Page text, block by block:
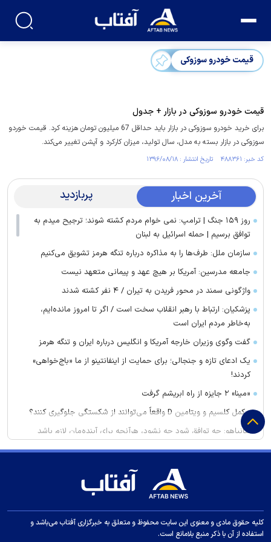
قیمت خودرو سوزوکی
قیمت خودرو سوزوکی در بازار + جدول
برای خرید خودرو سوزوکی در بازار باید حداقل 67 میلیون تومان هزینه کرد. قیمت خوردو
سوزوکی در بازار بسته به مدل، سال تولید، میزان کارکرد و آپشن‌ تغییر می‌کند.
کد خبر: ۴۸۸۳۶۱ تاریخ انتشار : ۱۳۹۶/۰۸/۱۸
آخرین اخبار پربازدید
روز ۱۵۹ جنگ | ترامپ: نمی خوام مردم کشته شوند؛ ترجیح میدم به
توافق برسیم | حمله اسرائیل به لبنان
سازمان ملل: طرف‌ها را به مذاکره درباره تنگه هرمز تشویق می‌کنیم
جامعه مدرسین: آمریکا بر هیچ عهد و پیمانی متعهد نیست
واژگونی سمند در محور فریدن به تیران / ۴ نفر کشته شدند
پزشکیان: ارتباط با رهبر انقلاب سخت است / اگر تا امروز مانده‌ایم،
به‌خاطر مردم ایران است
گفت وگوی وزیران خارجه آمریکا و انگلیس درباره ایران و تنگه هرمز
یک ادعای تازه و جنجالی؛ برای حمایت از اینفانتینو از ما «باج‌خواهی»
کردند!
«مینا» ۲ جایزه از راه ابریشم گرفت
مکمل کلسیم و ویتامین D واقعاً می‌توانند از شکستگی جلوگیری کنند؟
نتانیاهو: چه توافق شود چه نشود، هرآنچه برای آینده‌مان لازم باشد
برنده واقعی تیم ملی در جام جهانی یک پرسپولیسی بود!
پرسپولیس سرمربی تیم چهارم جدول را به خدمت گرفت
کلیه حقوق مادی و معنوی این سایت محفوظ و متعلق به خبرگزاری آفتاب می‌باشد و
استفاده از آن با ذکر منبع بلامانع است.